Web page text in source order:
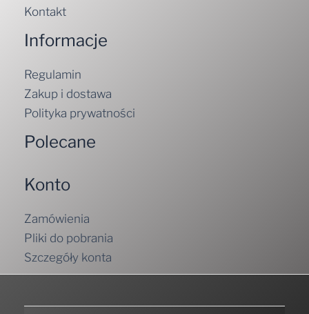
Kontakt
Informacje
Regulamin
Zakup i dostawa
Polityka prywatności
Polecane
Konto
Zamówienia
Pliki do pobrania
Szczegóły konta